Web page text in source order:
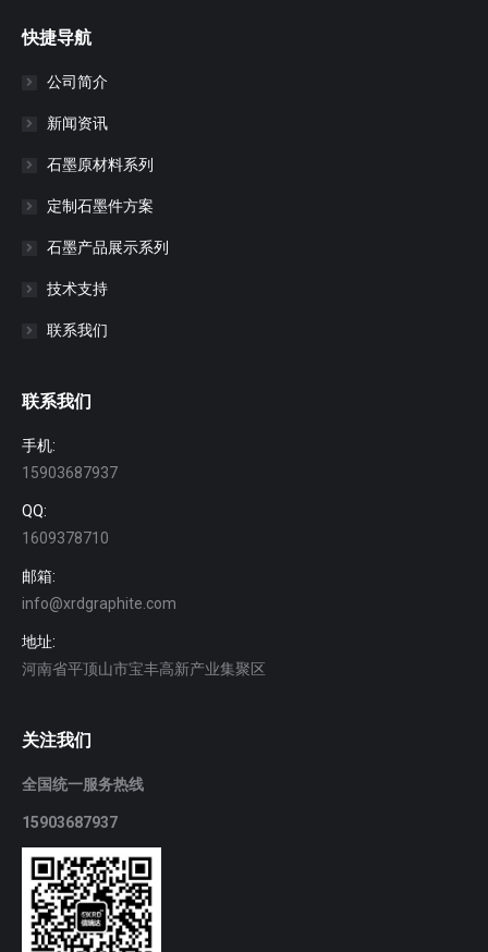
快捷导航
公司简介
新闻资讯
石墨原材料系列
定制石墨件方案
石墨产品展示系列
技术支持
联系我们
联系我们
手机:
15903687937
QQ:
1609378710
邮箱:
info@xrdgraphite.com
地址:
河南省平顶山市宝丰高新产业集聚区
关注我们
全国统一服务热线
15903687937